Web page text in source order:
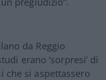
da Reggio
erano ‘sorpresi’ di
che si aspettassero